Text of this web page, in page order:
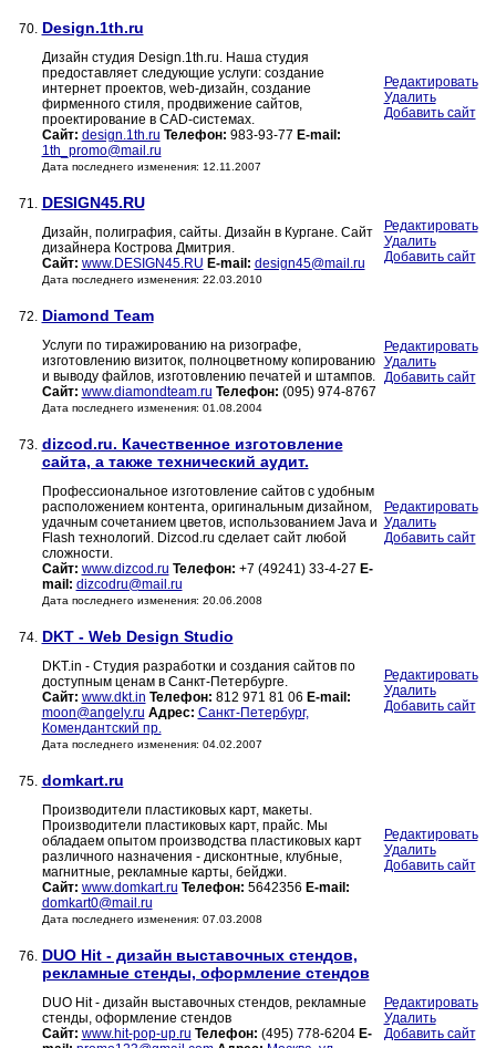
70. Design.1th.ru
Дизайн студия Design.1th.ru. Наша студия
предоставляет следующие услуги: создание
интернет проектов, web-дизайн, создание
фирменного стиля, продвижение сайтов,
проектирование в CAD-системах.
Сайт: design.1th.ru Телефон: 983-93-77 E-mail:
1th_promo@mail.ru
Дата последнего изменения: 12.11.2007
Редактировать
Удалить
Добавить сайт
71. DESIGN45.RU
Дизайн, полиграфия, сайты. Дизайн в Кургане. Сайт
дизайнера Кострова Дмитрия.
Сайт: www.DESIGN45.RU E-mail: design45@mail.ru
Дата последнего изменения: 22.03.2010
Редактировать
Удалить
Добавить сайт
72. Diamond Team
Услуги по тиражированию на ризографе,
изготовлению визиток, полноцветному копированию
и выводу файлов, изготовлению печатей и штампов.
Сайт: www.diamondteam.ru Телефон: (095) 974-8767
Дата последнего изменения: 01.08.2004
Редактировать
Удалить
Добавить сайт
73. dizcod.ru. Качественное изготовление
сайта, а также технический аудит.
Профессиональное изготовление сайтов с удобным
расположением контента, оригинальным дизайном,
удачным сочетанием цветов, использованием Java и
Flash технологий. Dizcod.ru сделает сайт любой
сложности.
Сайт: www.dizcod.ru Телефон: +7 (49241) 33-4-27 E-
mail: dizcodru@mail.ru
Дата последнего изменения: 20.06.2008
Редактировать
Удалить
Добавить сайт
74. DKT - Web Design Studio
DKT.in - Студия разработки и создания сайтов по
доступным ценам в Санкт-Петербурге.
Сайт: www.dkt.in Телефон: 812 971 81 06 E-mail:
moon@angely.ru Адрес: Санкт-Петербург,
Комендантский пр.
Дата последнего изменения: 04.02.2007
Редактировать
Удалить
Добавить сайт
75. domkart.ru
Производители пластиковых карт, макеты.
Производители пластиковых карт, прайс. Мы
обладаем опытом производства пластиковых карт
различного назначения - дисконтные, клубные,
магнитные, рекламные карты, бейджи.
Сайт: www.domkart.ru Телефон: 5642356 E-mail:
domkart0@mail.ru
Дата последнего изменения: 07.03.2008
Редактировать
Удалить
Добавить сайт
76. DUO Hit - дизайн выставочных стендов,
рекламные стенды, оформление стендов
DUO Hit - дизайн выставочных стендов, рекламные
стенды, оформление стендов
Сайт: www.hit-pop-up.ru Телефон: (495) 778-6204 E-
Редактировать
Удалить
Добавить сайт